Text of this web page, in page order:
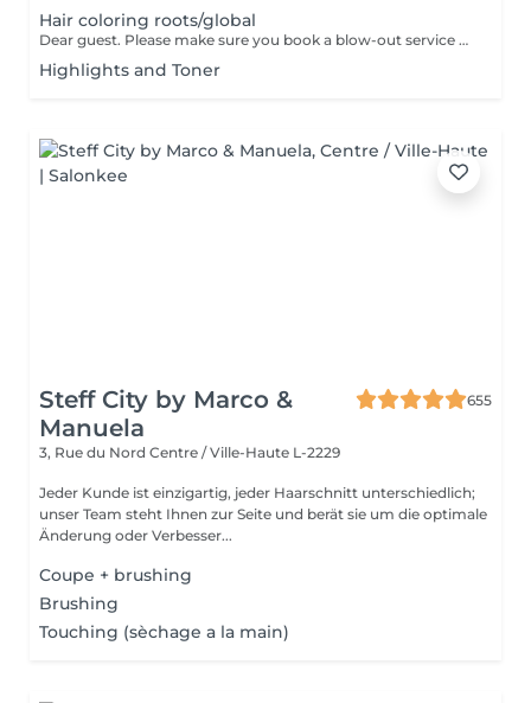
Hair coloring roots/global
Dear guest. Please make sure you book a blow-out service after your color service, that is additional 30 minutes to the total service. Thank you for understanding. Team Centro
Highlights and Toner
Steff City by Marco &
Manuela
655
3, Rue du Nord Centre / Ville-Haute L-2229
Jeder Kunde ist einzigartig, jeder Haarschnitt unterschiedlich;
unser Team steht Ihnen zur Seite und berät sie um die optimale
Änderung oder Verbesser...
Coupe + brushing
Brushing
Touching (sèchage a la main)